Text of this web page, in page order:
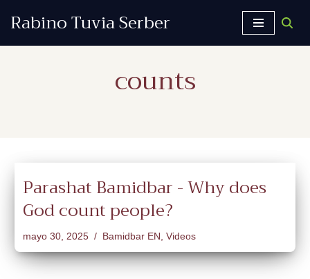
Rabino Tuvia Serber
counts
Parashat Bamidbar - Why does
God count people?
mayo 30, 2025 Bamidbar EN , Videos